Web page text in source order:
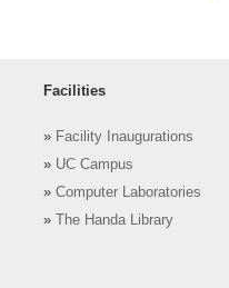
Facilities
» Facility Inaugurations
» UC Campus
» Computer Laboratories
»
The Handa Library